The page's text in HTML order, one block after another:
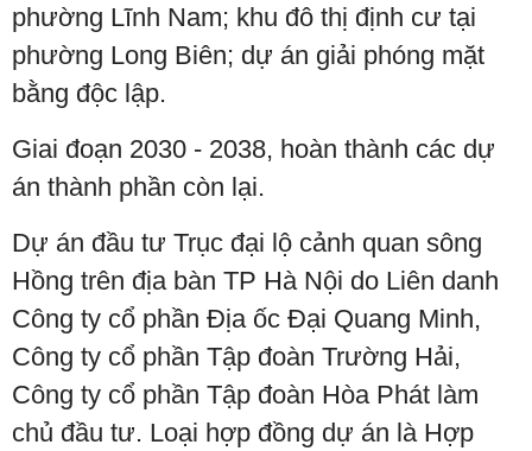
phường Lĩnh Nam; khu đô thị định cư tại
phường Long Biên; dự án giải phóng mặt
bằng độc lập.
Giai đoạn 2030 - 2038, hoàn thành các dự
án thành phần còn lại.
Dự án đầu tư Trục đại lộ cảnh quan sông
Hồng trên địa bàn TP Hà Nội do Liên danh
Công ty cổ phần Địa ốc Đại Quang Minh,
Công ty cổ phần Tập đoàn Trường Hải,
Công ty cổ phần Tập đoàn Hòa Phát làm
chủ đầu tư. Loại hợp đồng dự án là Hợp